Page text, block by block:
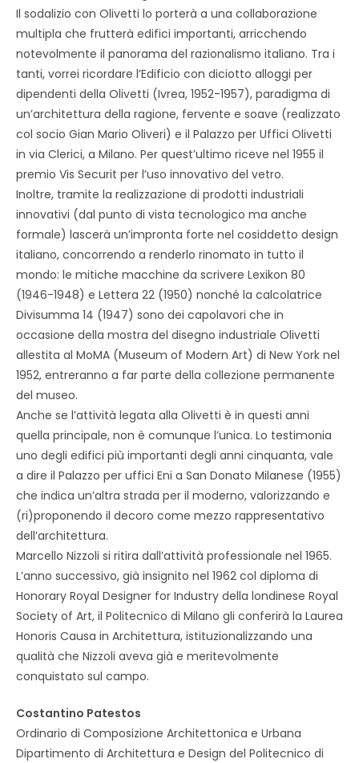
Il sodalizio con Olivetti lo porterà a una collaborazione
multipla che frutterà edifici importanti, arricchendo
notevolmente il panorama del razionalismo italiano. Tra i
tanti, vorrei ricordare l’Edificio con diciotto alloggi per
dipendenti della Olivetti (Ivrea, 1952-1957), paradigma di
un’architettura della ragione, fervente e soave (realizzato
col socio Gian Mario Oliveri) e il Palazzo per Uffici Olivetti
in via Clerici, a Milano. Per quest’ultimo riceve nel 1955 il
premio Vis Securit per l’uso innovativo del vetro.
Inoltre, tramite la realizzazione di prodotti industriali
innovativi (dal punto di vista tecnologico ma anche
formale) lascerà un’impronta forte nel cosiddetto design
italiano, concorrendo a renderlo rinomato in tutto il
mondo: le mitiche macchine da scrivere Lexikon 80
(1946-1948) e Lettera 22 (1950) nonché la calcolatrice
Divisumma 14 (1947) sono dei capolavori che in
occasione della mostra del disegno industriale Olivetti
allestita al MoMA (Museum of Modern Art) di New York nel
1952, entreranno a far parte della collezione permanente
del museo.
Anche se l’attività legata alla Olivetti è in questi anni
quella principale, non è comunque l’unica. Lo testimonia
uno degli edifici più importanti degli anni cinquanta, vale
a dire il Palazzo per uffici Eni a San Donato Milanese (1955)
che indica un’altra strada per il moderno, valorizzando e
(ri)proponendo il decoro come mezzo rappresentativo
dell’architettura.
Marcello Nizzoli si ritira dall’attività professionale nel 1965.
L’anno successivo, già insignito nel 1962 col diploma di
Honorary Royal Designer for Industry della londinese Royal
Society of Art, il Politecnico di Milano gli conferirà la Laurea
Honoris Causa in Architettura, istituzionalizzando una
qualità che Nizzoli aveva già e meritevolmente
conquistato sul campo.
Costantino Patestos
Ordinario di Composizione Architettonica e Urbana
Dipartimento di Architettura e Design del Politecnico di